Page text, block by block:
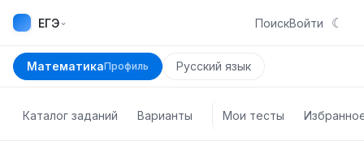
ЕГЭ⌄ ПоискВойти ☾
МатематикаПрофиль Русский язык
Каталог заданий Варианты Мои тесты